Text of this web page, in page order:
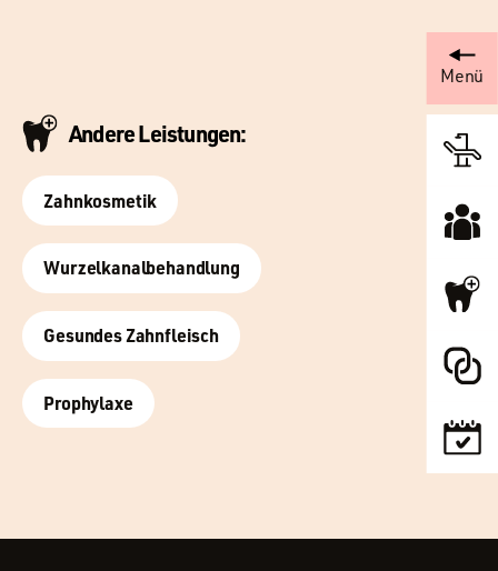
Menü
Andere Leistungen:
Zahnkosmetik
Wurzelkanal­behandlung
Gesundes Zahnfleisch
Prophylaxe